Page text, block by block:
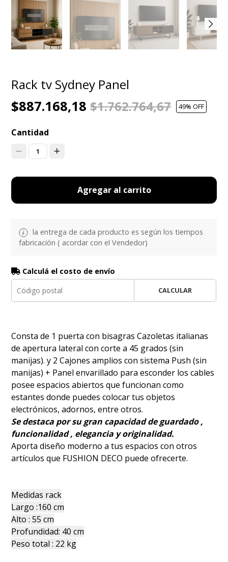
Rack tv Sydney Panel
$887.168,18$1.762.764,67 49% OFF
Cantidad
1
Agregar al carrito
la entrega de cada producto es según los tiempos
fabricación ( acordar con el Vendedor)
Calculá el costo de envío
CALCULAR
Consta de 1 puerta con bisagras Cazoletas italianas
de apertura lateral con corte a 45 grados (sin
manijas). y 2 Cajones amplios con sistema Push (sin
manijas) + Panel envarillado para esconder los cables
posee espacios abiertos que funcionan como
estantes donde puedes colocar tus objetos
electrónicos, adornos, entre otros.
Se destaca por su gran capacidad de guardado ,
funcionalidad , elegancia y originalidad.
Aporta diseño moderno a tus espacios con otros
artículos que FUSHION DECO puede ofrecerte.
Medidas rack
Largo :160 cm
Alto : 55 cm
Profundidad: 40 cm
Peso total : 22 kg